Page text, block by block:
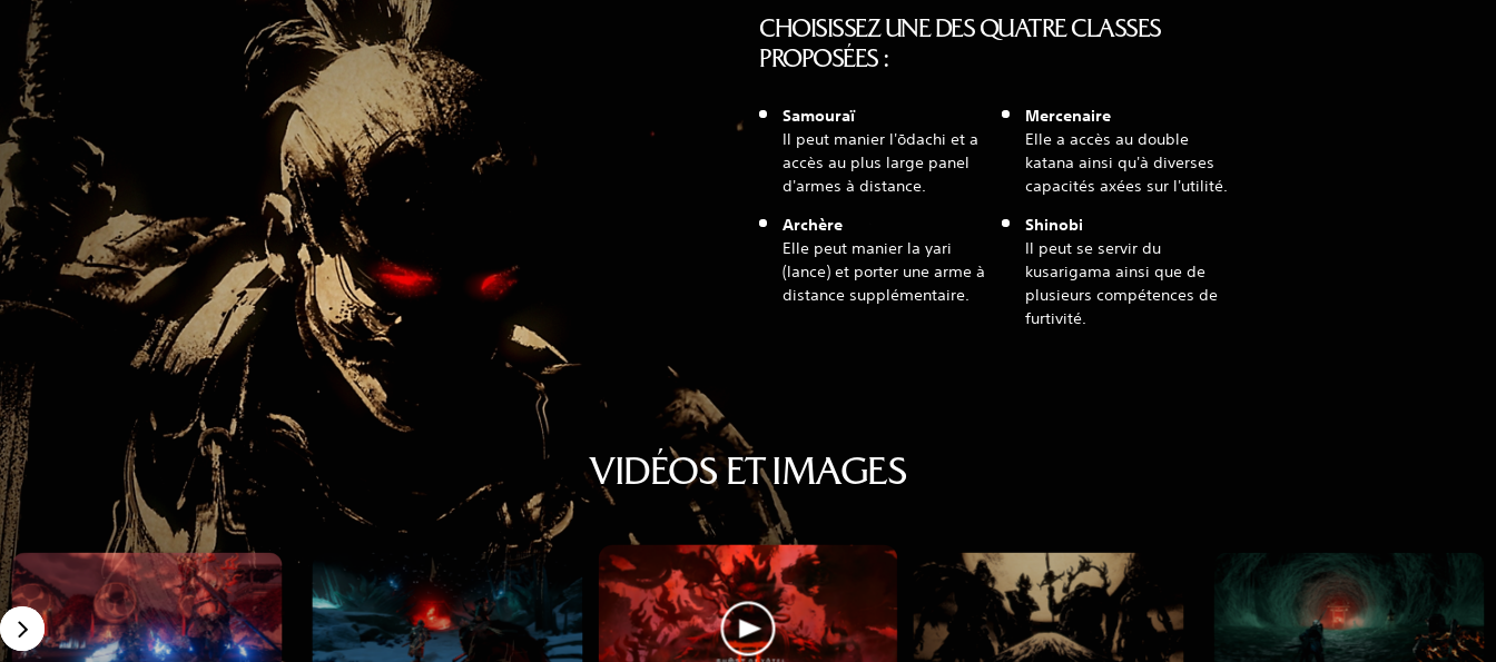
CHOISISSEZ UNE DES QUATRE CLASSES
PROPOSÉES :
Samouraï
Il peut manier l'ōdachi et a
accès au plus large panel
d'armes à distance.
Archère
Elle peut manier la yari
(lance) et porter une arme à
distance supplémentaire.
Mercenaire
Elle a accès au double
katana ainsi qu'à diverses
capacités axées sur l'utilité.
Shinobi
Il peut se servir du
kusarigama ainsi que de
plusieurs compétences de
furtivité.
VIDÉOS ET IMAGES